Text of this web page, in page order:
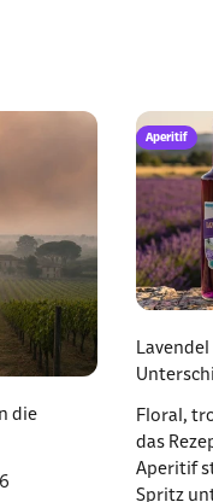
die
Aperitif
Floral,
das
Aperitif
Spritz